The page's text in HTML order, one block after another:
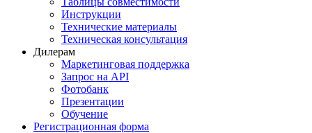
Инструкции
Технические материалы
Техническая консультация
Дилерам
Маркетинговая поддержка
Запрос на API
Фотобанк
Презентации
Обучение
Регистрационная форма